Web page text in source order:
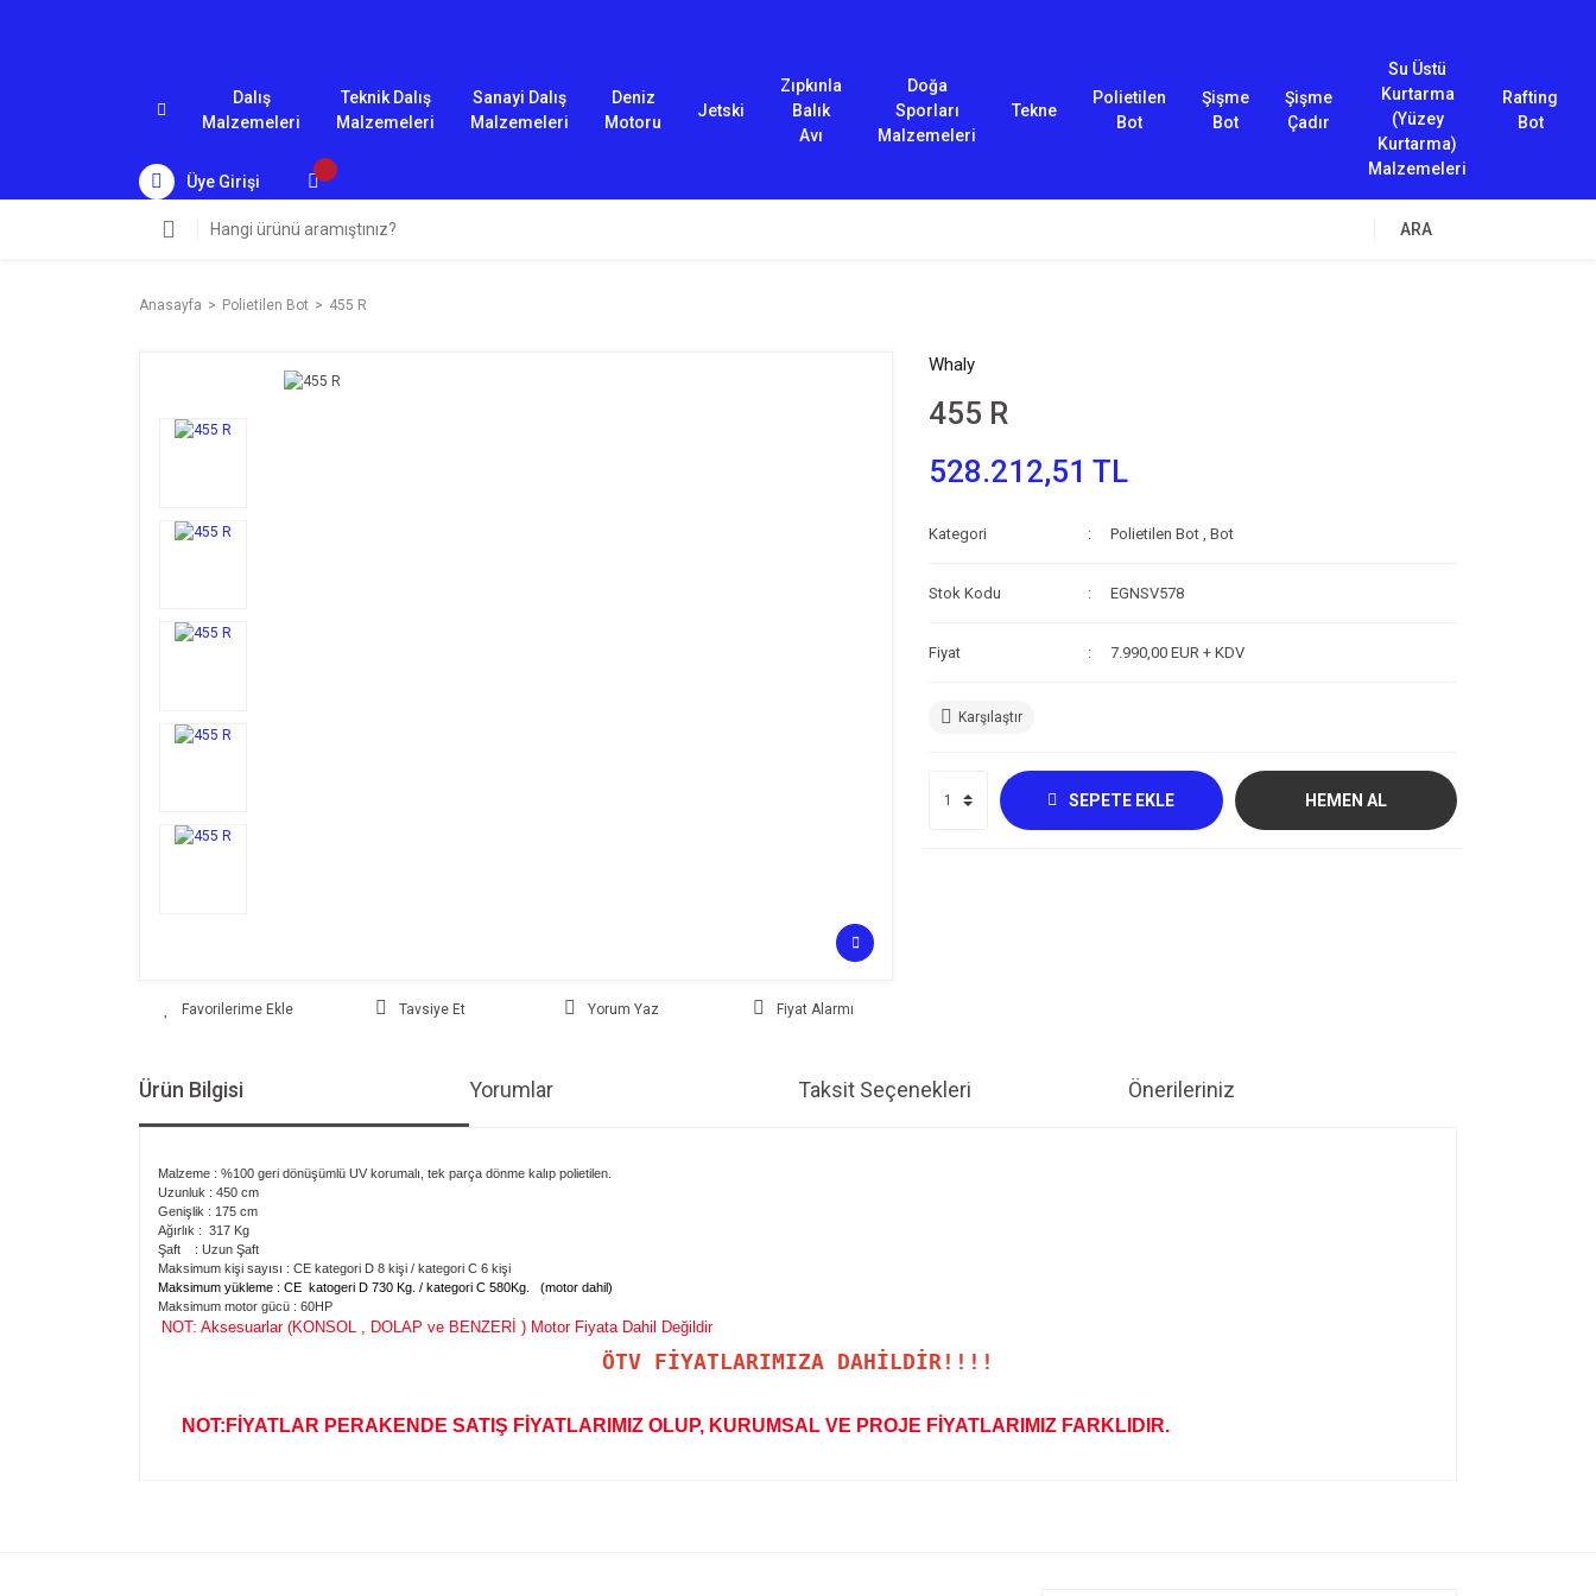
Dalış
Malzemeleri
Teknik Dalış
Malzemeleri
Sanayi Dalış
Malzemeleri
Deniz
Motoru
Jetski
Zıpkınla
Balık
Avı
Doğa
Sporları
Malzemeleri
Tekne
Polietilen
Bot
Şişme
Bot
Şişme
Çadır
Su Üstü
Kurtarma
(Yüzey
Kurtarma)
Malzemeleri
Rafting
Bot
Üye Girişi
ARA
Anasayfa Polietilen Bot 455 R
Tavsiye Et Yorum Yaz Fiyat Alarmı
Whaly
455 R
528.212,51 TL
Kategori Polietilen Bot , Bot
Stok Kodu EGNSV578
Fiyat 7.990,00 EUR + KDV
Karşılaştır
SEPETE EKLE HEMEN AL
Ürün Bilgisi Yorumlar Taksit Seçenekleri Önerileriniz
Malzeme : %100 geri dönüşümlü UV korumalı, tek parça dönme kalıp polietilen.
Uzunluk : 450 cm
Genişlik : 175 cm
Ağırlık : 317 Kg
Şaft : Uzun Şaft
Maksimum kişi sayısı : CE kategori D 8 kişi / kategori C 6 kişi
Maksimum yükleme : CE katogeri D 730 Kg. / kategori C 580Kg. (motor dahil)
Maksimum motor gücü : 60HP
NOT: Aksesuarlar (KONSOL , DOLAP ve BENZERİ ) Motor Fiyata Dahil Değildir
ÖTV FİYATLARIMIZA DAHİLDİR!!!!
NOT:FİYATLAR PERAKENDE SATIŞ FİYATLARIMIZ OLUP, KURUMSAL VE PROJE FİYATLARIMIZ FARKLIDIR.